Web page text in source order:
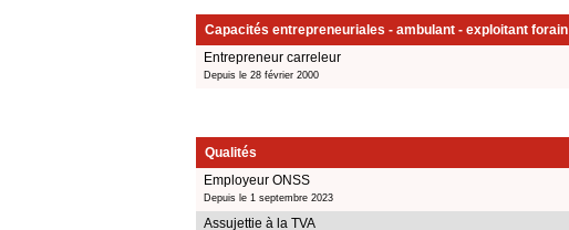
Capacités entrepreneuriales - ambulant - exploitant forain
Entrepreneur carreleur
Depuis le 28 février 2000
Qualités
Employeur ONSS
Depuis le 1 septembre 2023
Assujettie à la TVA